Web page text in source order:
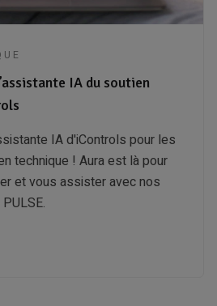
IA du soutien
IA d'iControls pour les
technique ! Aura est là pour
et vous assister avec nos